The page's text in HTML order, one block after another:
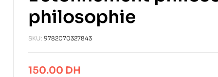
philosophie
SKU: 9782070327843
150.00 DH